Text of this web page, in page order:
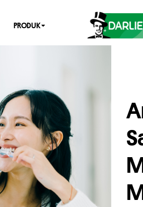
PRODUK